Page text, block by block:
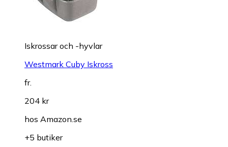
Iskrossar och -hyvlar
Westmark Cuby Iskross
fr.
204 kr
hos Amazon.se
+5 butiker